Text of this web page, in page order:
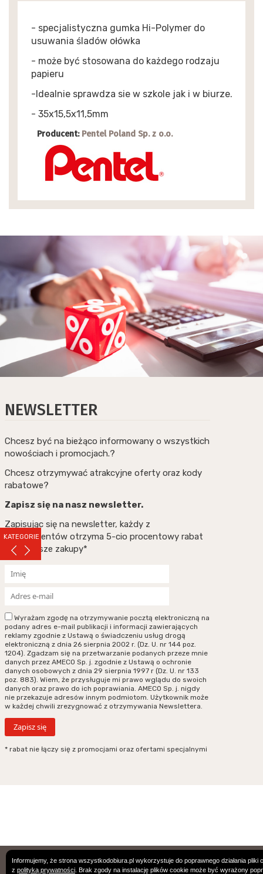
KATEGORIE
- specjalistyczna gumka Hi-Polymer do
usuwania śladów ołówka
- może być stosowana do każdego rodzaju
papieru
-Idealnie sprawdza sie w szkole jak i w biurze.
- 35x15,5x11,5mm
Producent: Pentel Poland Sp. z o.o.
NEWSLETTER
Chcesz być na bieżąco informowany o wszystkich
nowościach i promocjach.?
Chcesz otrzymywać atrakcyjne oferty oraz kody
rabatowe?
Zapisz się na nasz newsletter.
Zapisując się na newsletter, każdy z
subskrybentów otrzyma 5-cio procentowy rabat
na pierwsze zakupy*
Wyrażam zgodę na otrzymywanie pocztą elektroniczną na
podany adres e-mail publikacji i informacji zawierających
reklamy zgodnie z Ustawą o świadczeniu usług drogą
elektroniczną z dnia 26 sierpnia 2002 r. (Dz. U. nr 144 poz.
1204). Zgadzam się na przetwarzanie podanych przeze mnie
danych przez AMECO Sp. j. zgodnie z Ustawą o ochronie
danych osobowych z dnia 29 sierpnia 1997 r (Dz. U. nr 133
poz. 883). Wiem, że przysługuje mi prawo wglądu do swoich
danych oraz prawo do ich poprawiania. AMECO Sp. j. nigdy
nie przekazuje adresów innym podmiotom. Użytkownik może
w każdej chwili zrezygnować z otrzymywania Newslettera.
* rabat nie łączy się z promocjami oraz ofertami specjalnymi
Podane ceny są cenami w PLN. Wszystkie zamówienie podlegają Ogólnym
Informujemy, że strona wszystkodobiura.pl wykorzystuje do poprawnego działania pliki
z polityką prywatności . Brak zgody na instalację plików cookie może być wyrażony